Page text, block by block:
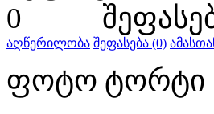
აღწერილობა შეფასება (0)
ფოტო